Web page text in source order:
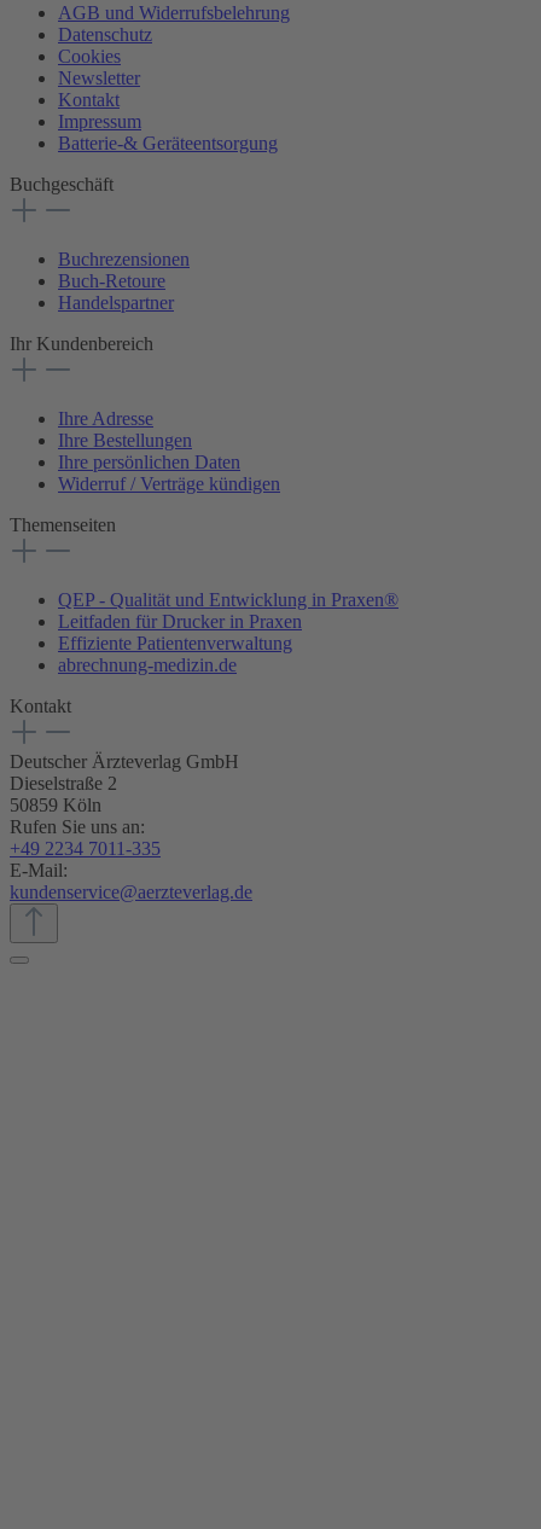
AGB und Widerrufsbelehrung
Datenschutz
Cookies
Newsletter
Kontakt
Impressum
Batterie-& Geräteentsorgung
Buchgeschäft
Buchrezensionen
Buch-Retoure
Handelspartner
Ihr Kundenbereich
Ihre Adresse
Ihre Bestellungen
Ihre persönlichen Daten
Widerruf / Verträge kündigen
Themenseiten
QEP - Qualität und Entwicklung in Praxen®
Leitfaden für Drucker in Praxen
Effiziente Patientenverwaltung
abrechnung-medizin.de
Kontakt
Deutscher Ärzteverlag GmbH
Dieselstraße 2
50859 Köln
Rufen Sie uns an:
+49 2234 7011-335
E-Mail:
kundenservice@aerzteverlag.de